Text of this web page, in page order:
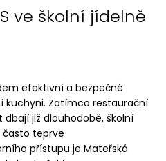
ve školní jídelně
efektivní a bezpečné
kuchyni. Zatímco restaurační
již dlouhodobě, školní
teprve
přístupu je Mateřská